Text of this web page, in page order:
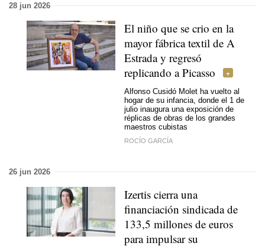
28 jun 2026
El niño que se crio en la
mayor fábrica textil de A
Estrada y regresó
replicando a Picasso
Alfonso Cusidó Molet ha vuelto al
hogar de su infancia, donde el 1 de
julio inaugura una exposición de
réplicas de obras de los grandes
maestros cubistas
ROCÍO GARCÍA
26 jun 2026
Izertis cierra una
financiación sindicada de
133,5 millones de euros
para impulsar su